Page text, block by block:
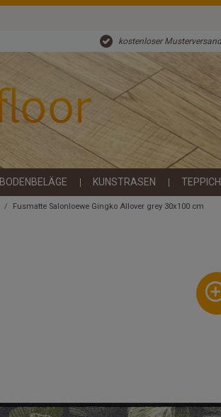
kostenloser Musterversand
BODENBELÄGE KUNSTRASEN
Fusmatte Salonloewe Gingko Allover grey 30x100 cm